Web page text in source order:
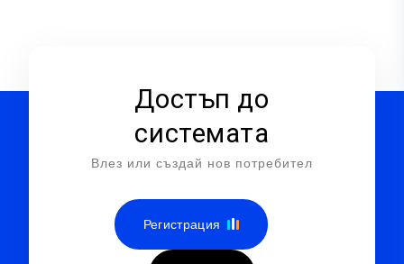
Достъп до
системата
Влез или създай нов потребител
Регистрация